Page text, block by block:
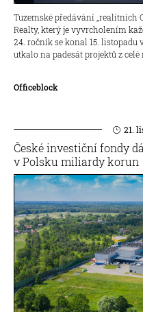
Tuzemské předávání „realitních
Realty, který je vyvrcholením
24. ročník se konal 15. listopadu
utkalo na padesát projektů z celé
Officeblock
21.
České investiční fondy
v Polsku miliardy korun